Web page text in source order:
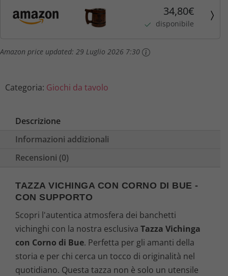
Boccale birra in legno vichingo | Regalo Uomo |
Regalo Natale Uomo | Boccale birra in legno |
34,80€
disponibile
Amazon price updated: 29 Luglio 2026 7:30
Categoria: Giochi da tavolo
Descrizione
Informazioni addizionali
Recensioni (0)
TAZZA VICHINGA CON CORNO DI BUE -
CON SUPPORTO
Scopri l'autentica atmosfera dei banchetti
vichinghi con la nostra esclusiva Tazza Vichinga
con Corno di Bue. Perfetta per gli amanti della
storia e per chi cerca un tocco di originalità nel
quotidiano. Questa tazza non è solo un utensile